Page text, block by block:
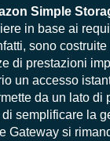
Simple
in base ai
sono
di prestazioni
un accesso
da un lato di
semplificare la
Gateway si